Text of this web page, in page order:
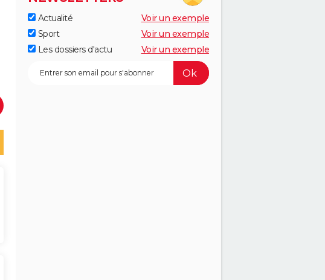
Actualité
Voir un exemple
Sport
Voir un exemple
Les dossiers d'actu
Voir un exemple